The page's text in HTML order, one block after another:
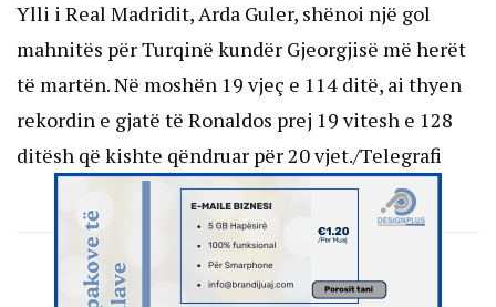
Ylli i Real Madridit, Arda Guler, shënoi një gol
mahnitës për Turqinë kundër Gjeorgjisë më herët
të martën. Në moshën 19 vjeç e 114 ditë, ai thyen
rekordin e gjatë të Ronaldos prej 19 vitesh e 128
ditësh që kishte qëndruar për 20 vjet./Telegrafi